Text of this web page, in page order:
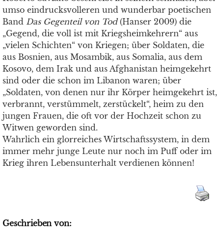
umso eindrucksvolleren und wunderbar poetischen
Band Das Gegenteil von Tod(Hanser 2009) die
„Gegend, die voll ist mit Kriegsheimkehrern“ aus
„vielen Schichten“ von Kriegen; über Soldaten, die
aus Bosnien, aus Mosambik, aus Somalia, aus dem
Kosovo, dem Irak und aus Afghanistan heimgekehrt
sind oder die schon im Libanon waren; über
„Soldaten, von denen nur ihr Körper heimgekehrt ist,
verbrannt, verstümmelt, zerstückelt“, heim zu den
jungen Frauen, die oft vor der Hochzeit schon zu
Witwen geworden sind.
Wahrlich ein glorreiches Wirtschaftssystem, in dem
immer mehr junge Leute nur noch im Puff oder im
Krieg ihren Lebensunterhalt verdienen können!
Geschrieben von: